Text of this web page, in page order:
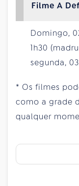
Filme A
Domingo,
1h30
segunda,
* Os filmes
como a grade
qualquer